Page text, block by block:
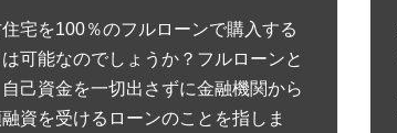
宅を100％のフルローンで購入する
は可能なのでしょうか？フルローンと
己資金を一切出さずに金融機関から
資を受けるローンのことを指しま